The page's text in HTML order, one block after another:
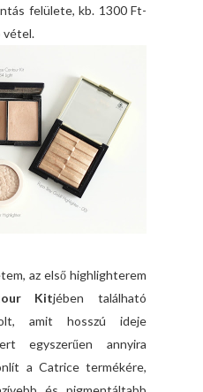
felülete, kb. 1300 Ft-
vétel.
az első highlighterem
Kitjében található
amit hosszú ideje
egyszerűen annyira
a Catrice termékére,